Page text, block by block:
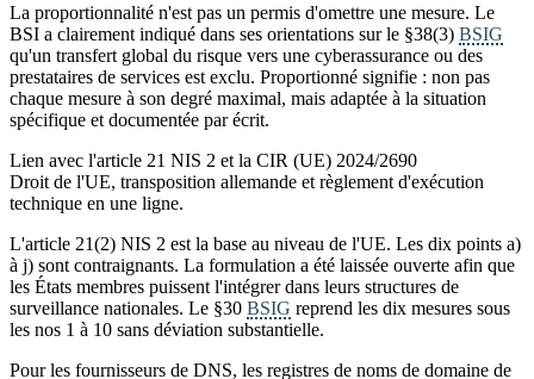
La proportionnalité n'est pas un permis d'omettre une mesure. Le
BSI a clairement indiqué dans ses orientations sur le §38(3) BSIG
qu'un transfert global du risque vers une cyberassurance ou des
prestataires de services est exclu. Proportionné signifie : non pas
chaque mesure à son degré maximal, mais adaptée à la situation
spécifique et documentée par écrit.
Lien avec l'article 21 NIS 2 et la CIR (UE) 2024/2690
Droit de l'UE, transposition allemande et règlement d'exécution
technique en une ligne.
L'article 21(2) NIS 2 est la base au niveau de l'UE. Les dix points a)
à j) sont contraignants. La formulation a été laissée ouverte afin que
les États membres puissent l'intégrer dans leurs structures de
surveillance nationales. Le §30 BSIG reprend les dix mesures sous
les nos 1 à 10 sans déviation substantielle.
Pour les fournisseurs de DNS, les registres de noms de domaine de